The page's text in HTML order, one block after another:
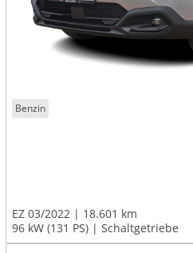
Benzin
EZ 03/2022
18.601 km
96 kW (131 PS)
Schaltgetriebe